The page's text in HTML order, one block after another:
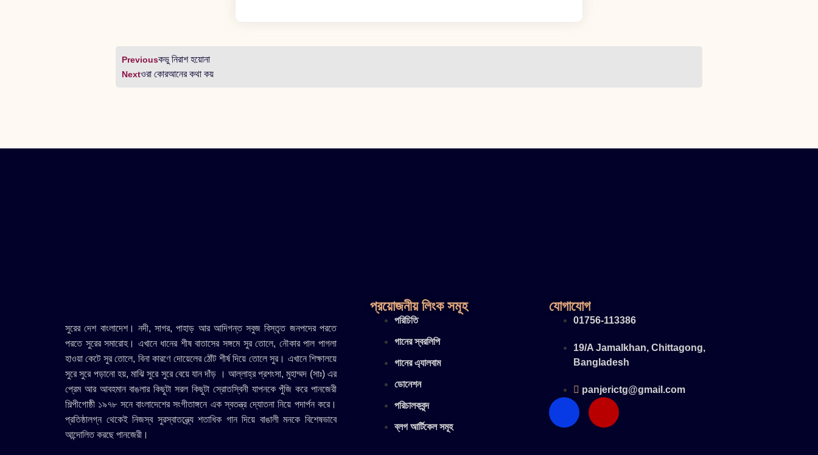
Previousকভু নিরাশ হয়োনা
Nextওরা কোরআনের কথা কয়
সুরের দেশ বাংলাদেশ। নদী, সাগর, পাহাড় আর আদিগন্ত সবুজ বিস্তৃত জনপদের পরতে
পরতে সুরের সমারোহ। এখানে ধানের শীষ বাতাসের সঙ্গমে সুর তোলে, নৌকার পাল পাগলা
হাওয়া কেটে সুর তোলে, বিনা কারণে দোয়েলের ঠোঁট শীর্ষ দিয়ে তোলে সুর। এখানে শিক্ষালয়ে
সুরে সুরে পড়ানো হয়, মাঝি সুরে সুরে বেয়ে যান দাঁড় । আল্লাহ্র প্রশংসা, মুহাম্মদ (সাঃ) এর
প্রেম আর আবহমান বাঙলার কিছুটা সরল কিছুটা স্রোতস্বিনী যাপনকে পুঁজি করে পানজেরী
শিল্পীগোষ্ঠী ১৯৭৮ সনে বাংলাদেশের সংগীতাঙ্গনে এক স্বতন্ত্র দ্যোতনা নিয়ে পদার্পন করে।
প্রতিষ্ঠালগ্ন থেকেই নিজস্ব সুরস্বাতন্ত্র্যে শতাধিক গান দিয়ে বাঙালী মনকে বিশেষভাবে
আন্দোলিত করছে পানজেরী।
প্রয়োজনীয় লিংক সমূহ
পরিচিতি
গানের স্বরলিপি
গানের এ্যালবাম
ডোনেশন
পরিচালকবৃন্দ
ব্লগ আর্টিকেল সমূহ
যোগাযোগ
01756-113386
19/A Jamalkhan, Chittagong,
Bangladesh
panjerictg@gmail.com